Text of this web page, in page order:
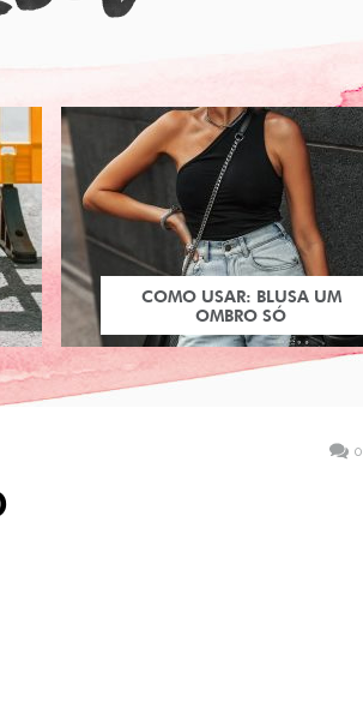
COMO USAR: BLUSA UM
OMBRO SÓ
0